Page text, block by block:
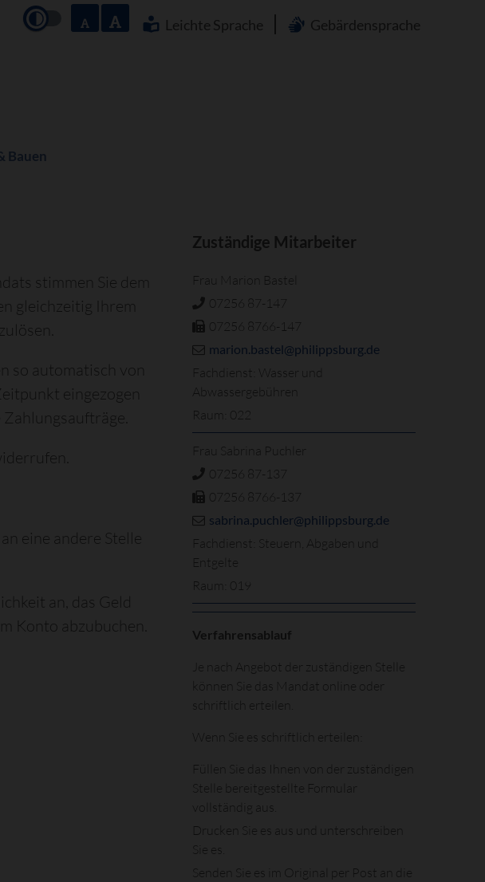
Leichte Sprache Gebärdensprache
Bauen
stimmen Sie dem
gleichzeitig Ihrem
so automatisch von
eingezogen
eine andere Stelle
an, das Geld
Konto abzubuchen.
Zuständige Mitarbeiter
Frau Marion Bastel
07256 87-147
07256 8766-147
marion.bastel@philippsburg.de
Fachdienst: Wasser und
Abwassergebühren
Raum: 022
Frau Sabrina Puchler
07256 87-137
07256 8766-137
sabrina.puchler@philippsburg.de
Fachdienst: Steuern, Abgaben und
Entgelte
Raum: 019
Verfahrensablauf
Je nach Angebot der zuständigen Stelle
können Sie das Mandat online oder
schriftlich erteilen.
Wenn Sie es schriftlich erteilen:
Füllen Sie das Ihnen von der zuständigen
Stelle bereitgestellte Formular
vollständig aus.
Drucken Sie es aus und unterschreiben
Sie es.
Senden Sie es im Original per Post an die